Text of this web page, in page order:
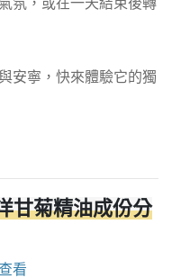
安寧，快來體驗它的獨
甘菊精油成份分
看